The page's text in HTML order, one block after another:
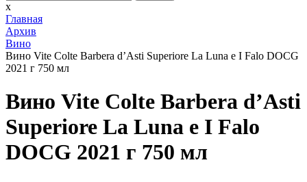
x
Главная
Архив
Вино
Вино Vite Colte Barbera d’Asti Superiore La Luna e I Falo DOCG
2021 г 750 мл
Вино Vite Colte Barbera d’Asti
Superiore La Luna e I Falo
DOCG 2021 г 750 мл